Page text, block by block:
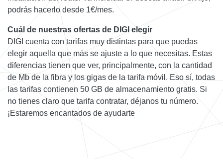
podrás hacerlo desde 1€/mes.
Cuál de nuestras ofertas de DIGI elegir
DIGI cuenta con tarifas muy distintas para que puedas
elegir aquella que más se ajuste a lo que necesitas. Estas
diferencias tienen que ver, principalmente, con la cantidad
de Mb de la fibra y los gigas de la tarifa móvil. Eso sí, todas
las tarifas contienen 50 GB de almacenamiento gratis. Si
no tienes claro que tarifa contratar, déjanos tu número.
¡Estaremos encantados de ayudarte